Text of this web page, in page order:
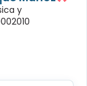
y